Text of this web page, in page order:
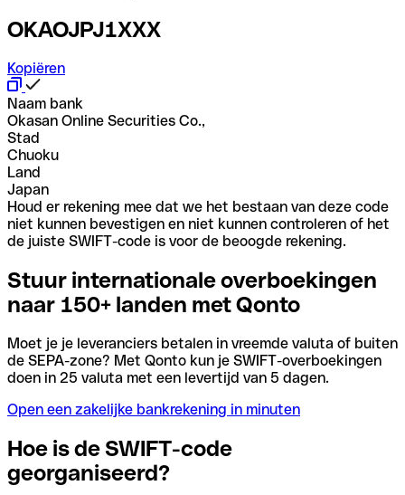
OKAOJPJ1XXX
Kopiëren
Naam bank
Okasan Online Securities Co.,
Stad
Chuoku
Land
Japan
Houd er rekening mee dat we het bestaan van deze code
niet kunnen bevestigen en niet kunnen controleren of het
de juiste SWIFT-code is voor de beoogde rekening.
Stuur internationale overboekingen
naar 150+ landen met Qonto
Moet je je leveranciers betalen in vreemde valuta of buiten
de SEPA-zone? Met Qonto kun je SWIFT-overboekingen
doen in 25 valuta met een levertijd van 5 dagen.
Open een zakelijke bankrekening in minuten
Hoe is de SWIFT-code
georganiseerd?